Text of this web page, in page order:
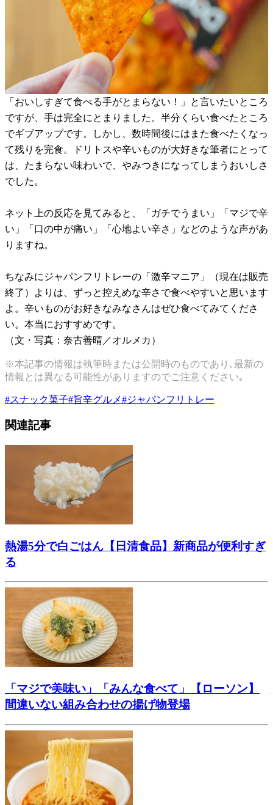
「おいしすぎて食べる手がとまらない！」と言いたいところ
ですが、手は完全にとまりました。半分くらい食べたところ
でギブアップです。しかし、数時間後にはまた食べたくなっ
て残りを完食。ドリトスや辛いものが大好きな筆者にとって
は、たまらない味わいで、やみつきになってしまうおいしさ
でした。
ネット上の反応を見てみると、「ガチでうまい」「マジで辛
い」「口の中が痛い」「心地よい辛さ」などのような声があ
りますね。
ちなみにジャパンフリトレーの「激辛マニア」（現在は販売
終了）よりは、ずっと控えめな辛さで食べやすいと思います
よ。辛いものがお好きなみなさんはぜひ食べてみてくださ
い。本当におすすめです。
（文・写真：奈古善晴／オルメカ）
※本記事の情報は執筆時または公開時のものであり､最新の
情報とは異なる可能性がありますのでご注意ください｡
#スナック菓子#旨辛グルメ#ジャパンフリトレー
関連記事
熱湯5分で白ごはん【日清食品】新商品が便利すぎ
る
「マジで美味い」「みんな食べて」【ローソン】
間違いない組み合わせの揚げ物登場